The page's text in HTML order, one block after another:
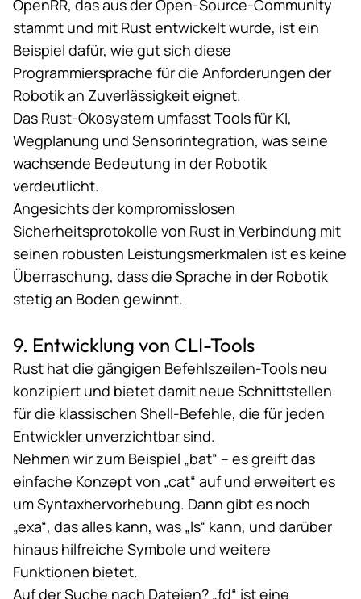
OpenRR, das aus der Open-Source-Community
stammt und mit Rust entwickelt wurde, ist ein
Beispiel dafür, wie gut sich diese
Programmiersprache für die Anforderungen der
Robotik an Zuverlässigkeit eignet.
Das Rust-Ökosystem umfasst Tools für KI,
Wegplanung und Sensorintegration, was seine
wachsende Bedeutung in der Robotik
verdeutlicht.
Angesichts der kompromisslosen
Sicherheitsprotokolle von Rust in Verbindung mit
seinen robusten Leistungsmerkmalen ist es keine
Überraschung, dass die Sprache in der Robotik
stetig an Boden gewinnt.
9. Entwicklung von CLI-Tools
Rust hat die gängigen Befehlszeilen-Tools neu
konzipiert und bietet damit neue Schnittstellen
für die klassischen Shell-Befehle, die für jeden
Entwickler unverzichtbar sind.
Nehmen wir zum Beispiel „bat“ – es greift das
einfache Konzept von „cat“ auf und erweitert es
um Syntaxhervorhebung. Dann gibt es noch
„exa“, das alles kann, was „ls“ kann, und darüber
hinaus hilfreiche Symbole und weitere
Funktionen bietet.
Auf der Suche nach Dateien? „fd“ ist eine